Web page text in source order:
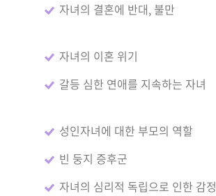
자녀의 결혼에 반대, 불만
자녀의 이혼 위기
갈등 심한 연애를 지속하는 자녀
성인자녀에 대한 부모의 역할
빈 둥지 증후군
자녀의 심리적 독립으로 인한 감정